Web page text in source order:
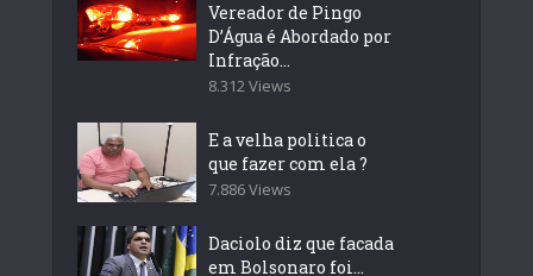
Vereador de Pingo
D’Água é Abordado por
Infração...
8.312 Views
E a velha politica o
que fazer com ela ?
7.886 Views
Daciolo diz que facada
em Bolsonaro foi...